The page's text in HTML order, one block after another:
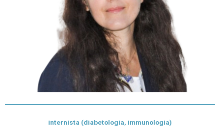
internista (diabetologia, immunologia)